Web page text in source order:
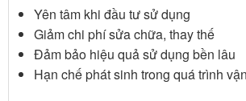
Yên tâm khi đầu tư sử dụng
Giảm chi phí sửa chữa, thay thế
Đảm bảo hiệu quả sử dụng bền lâu
Hạn chế phát sinh trong quá trình